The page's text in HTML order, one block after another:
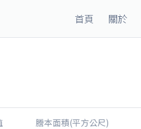
Database
首頁 關於
謄本面積(平方公尺)